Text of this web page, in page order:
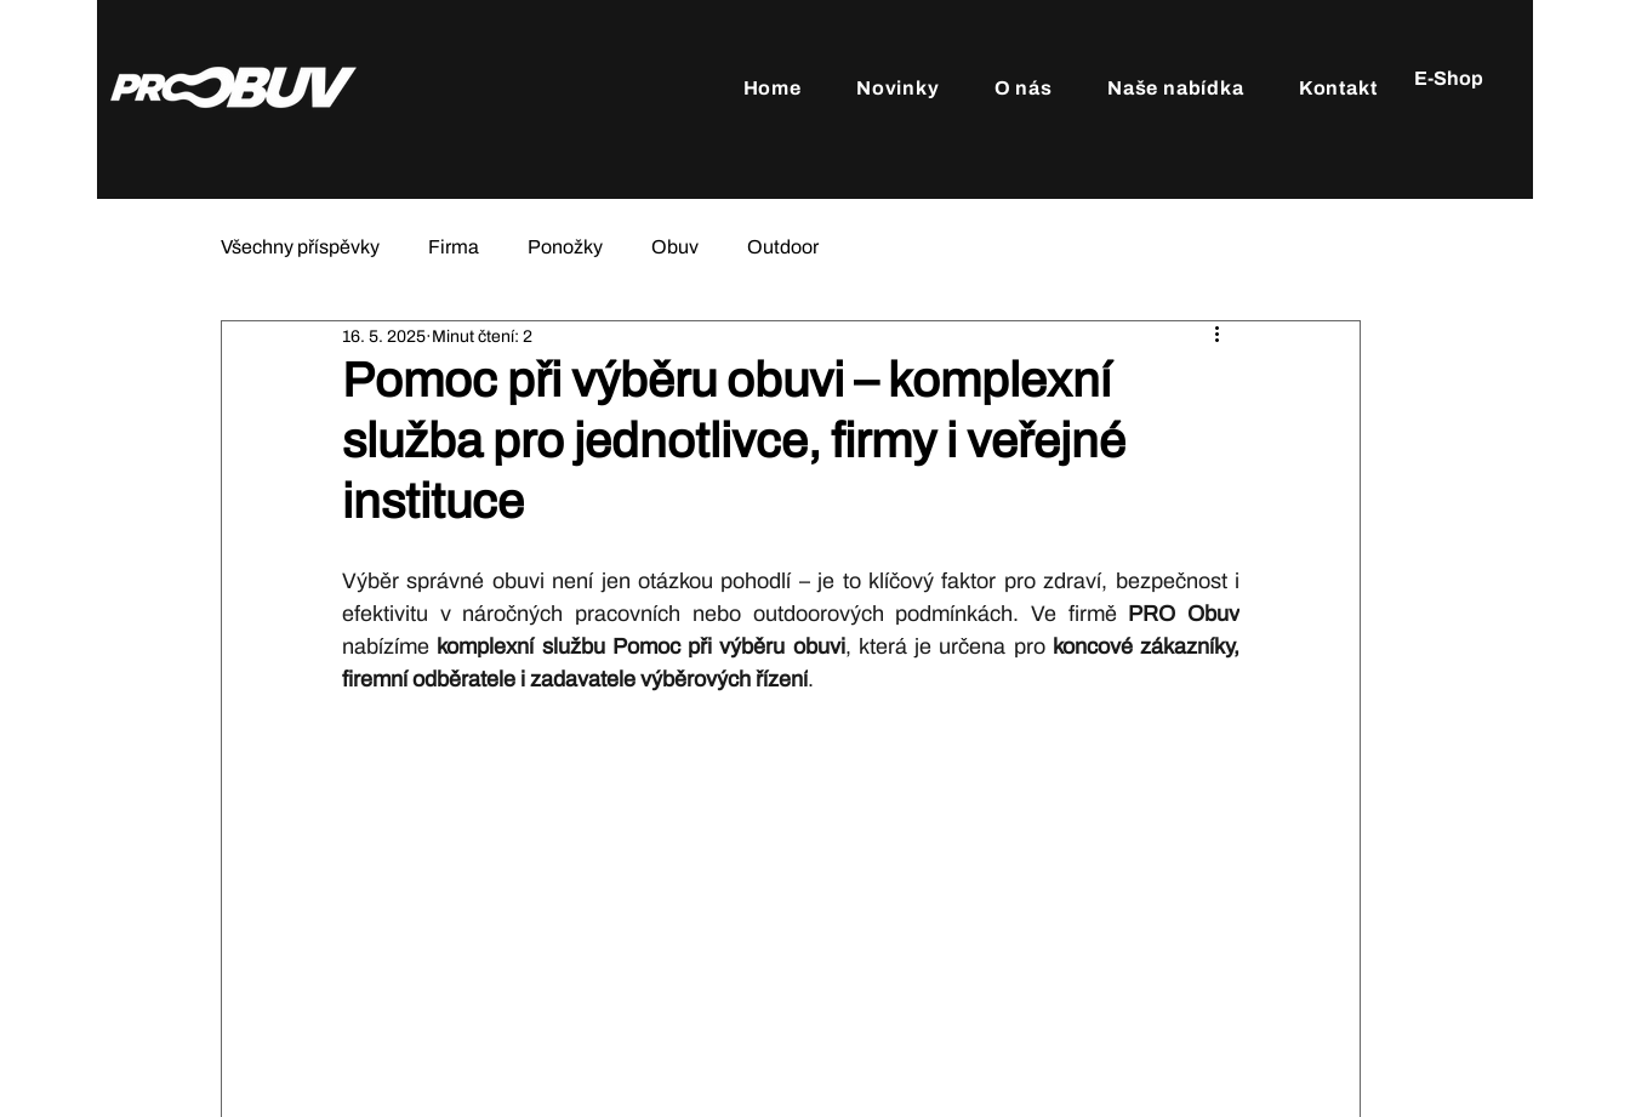
Home Novinky O nás Naše nabídka Kontakt E-Shop
Všechny příspěvky Firma Ponožky Obuv Outdoor
Pomoc při výběru obuvi – komplexní
služba pro jednotlivce, firmy i veřejné
instituce
16. 5. 2025 Minut čtení: 2
Výběr správné obuvi není jen otázkou pohodlí – je to klíčový faktor pro zdraví, bezpečnost i
efektivitu v náročných pracovních nebo outdoorových podmínkách. Ve firmě
PRO Obuv
nabízíme komplexní službu Pomoc při výběru obuvi, která je určena pro koncové zákazníky,
firemní odběratele i zadavatele výběrových řízení.